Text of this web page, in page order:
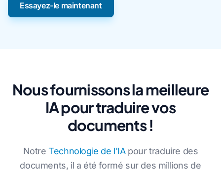
Essayez-le maintenant
Nous fournissons la meilleure
IA pour traduire vos
documents !
NotreTechnologie de l'IApour traduire des
documents, il a été formé sur des millions de